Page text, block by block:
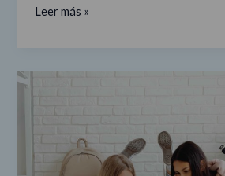
Leer más »
mundo
digital,